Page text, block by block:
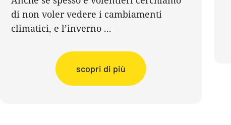
di non voler vedere i cambiamenti
climatici, e l’inverno ...
scopri di più